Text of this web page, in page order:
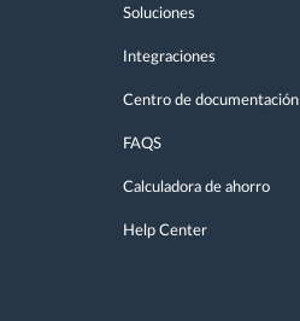
Soluciones
Integraciones
Centro de documentación
FAQS
Calculadora de ahorro
Help Center